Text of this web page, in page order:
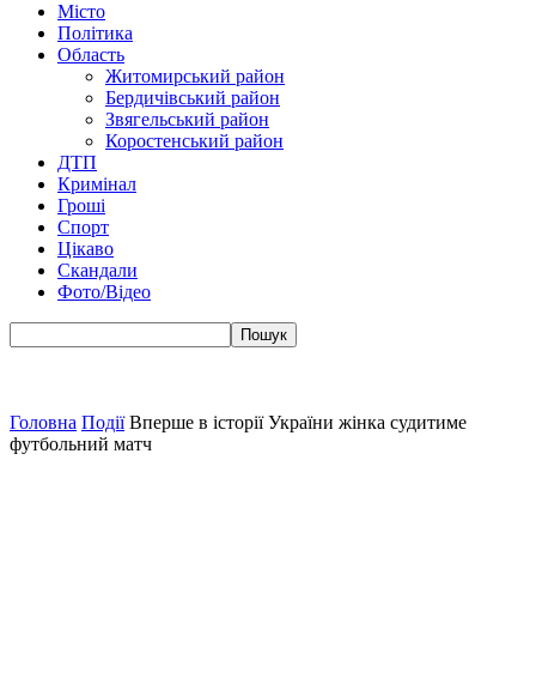
Місто
Політика
Область
Житомирський район
Бердичівський район
Звягельський район
Коростенський район
ДТП
Кримінал
Гроші
Спорт
Цікаво
Скандали
Фото/Відео
Головна Події Вперше в історії України жінка судитиме
футбольний матч